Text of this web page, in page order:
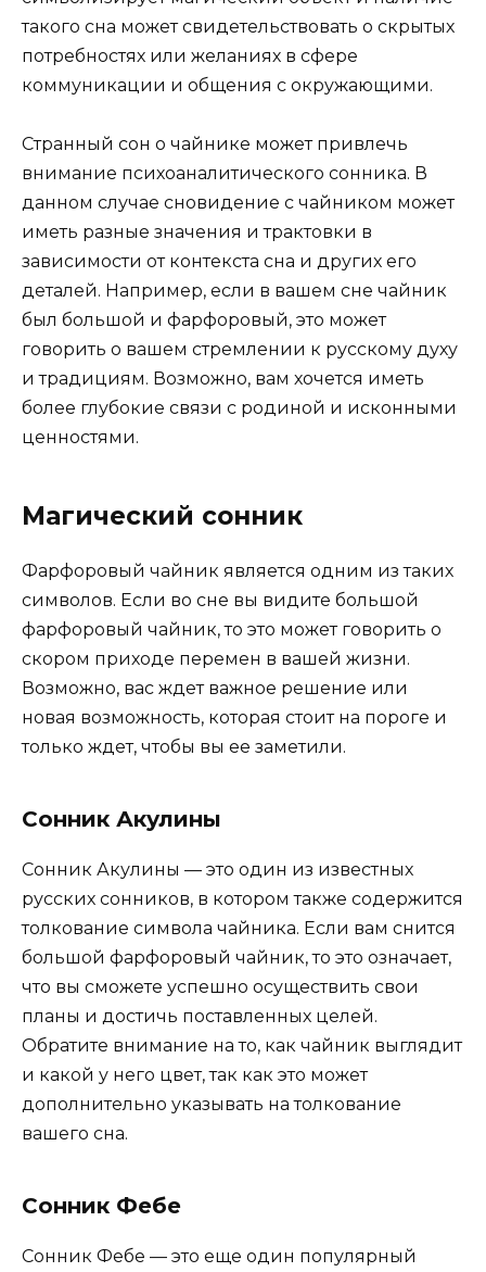
такого сна может свидетельствовать о скрытых
потребностях или желаниях в сфере
коммуникации и общения с окружающими.
Странный сон о чайнике может привлечь
внимание психоаналитического сонника. В
данном случае сновидение с чайником может
иметь разные значения и трактовки в
зависимости от контекста сна и других его
деталей. Например, если в вашем сне чайник
был большой и фарфоровый, это может
говорить о вашем стремлении к русскому духу
и традициям. Возможно, вам хочется иметь
более глубокие связи с родиной и исконными
ценностями.
Магический сонник
Фарфоровый чайник является одним из таких
символов. Если во сне вы видите большой
фарфоровый чайник, то это может говорить о
скором приходе перемен в вашей жизни.
Возможно, вас ждет важное решение или
новая возможность, которая стоит на пороге и
только ждет, чтобы вы ее заметили.
Сонник Акулины
Сонник Акулины — это один из известных
русских сонников, в котором также содержится
толкование символа чайника. Если вам снится
большой фарфоровый чайник, то это означает,
что вы сможете успешно осуществить свои
планы и достичь поставленных целей.
Обратите внимание на то, как чайник выглядит
и какой у него цвет, так как это может
дополнительно указывать на толкование
вашего сна.
Сонник Фебе
Сонник Фебе — это еще один популярный